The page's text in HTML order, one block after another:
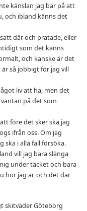
känslan jag bär på att
och ibland känns det
där och pratade, eller
som det känns
och kanske är det
är så jobbigt för jag vill
liv att ha, men det
på det som
före det sker ska jag
ifrån oss. Om jag
ska i alla fall försöka.
vill jag bara slänga
under täcket och bara
hur jag är, och det där
skitväder Göteborg